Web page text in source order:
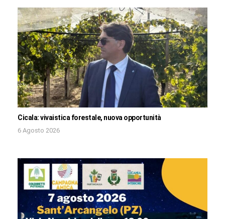
Cicala: vivaistica forestale, nuova opportunità
6 Agosto 2026